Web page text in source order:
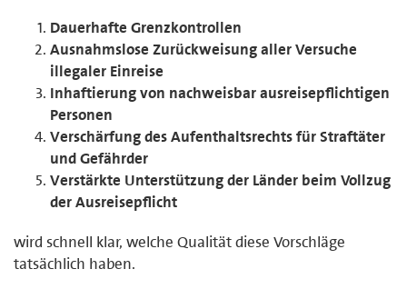
Dauerhafte Grenzkontrollen
Ausnahmslose Zurückweisung aller Versuche
illegaler Einreise
Inhaftierung von nachweisbar ausreisepflichtigen
Personen
Verschärfung des Aufenthaltsrechts für Straftäter
und Gefährder
Verstärkte Unterstützung der Länder beim Vollzug
der Ausreisepflicht
wird schnell klar, welche Qualität diese Vorschläge
tatsächlich haben.